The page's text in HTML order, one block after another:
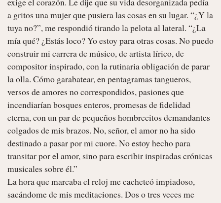
a gritos una mujer que pusiera las cosas en su lugar. “¿Y la
tuya no?”, me respondió tirando la pelota al lateral. “¿La
mía qué? ¿Estás loco? Yo estoy para otras cosas. No puedo
construir mi carrera de músico, de artista lírico, de
compositor inspirado, con la rutinaria obligación de parar
la olla. Cómo garabatear, en pentagramas tangueros,
versos de amores no correspondidos, pasiones que
incendiarían bosques enteros, promesas de fidelidad
eterna, con un par de pequeños hombrecitos demandantes
colgados de mis brazos. No, señor, el amor no ha sido
destinado a pasar por mi cuore. No estoy hecho para
transitar por el amor, sino para escribir inspiradas crónicas
musicales sobre él.”
La hora que marcaba el reloj me cacheteó impiadoso,
sacándome de mis meditaciones. Dos o tres veces me